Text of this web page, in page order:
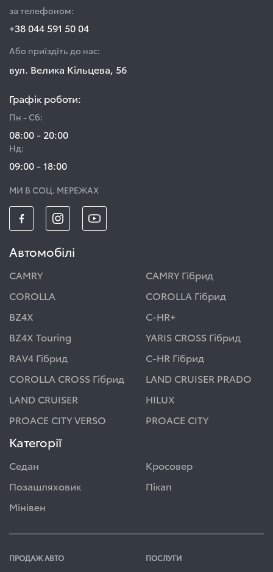
за телефоном:
+38 044 591 50 04
Або приїздіть до нас:
вул. Велика Кільцева, 56
Графік роботи:
Пн - Сб:
08:00 - 20:00
Нд:
09:00 - 18:00
МИ В СОЦ. МЕРЕЖАХ
Автомобілі
CAMRY
CAMRY Гібрид
COROLLA
COROLLA Гібрид
BZ4X
C-HR+
BZ4X Touring
YARIS CROSS Гібрид
RAV4 Гібрид
C-HR Гібрид
COROLLA CROSS Гібрид
LAND CRUISER PRADO
LAND CRUISER
HILUX
PROACE CITY VERSO
PROACE CITY
Категорії
Седан
Кросовер
Позашляховик
Пікап
Мінівен
ПРОДАЖ АВТО ПОСЛУГИ